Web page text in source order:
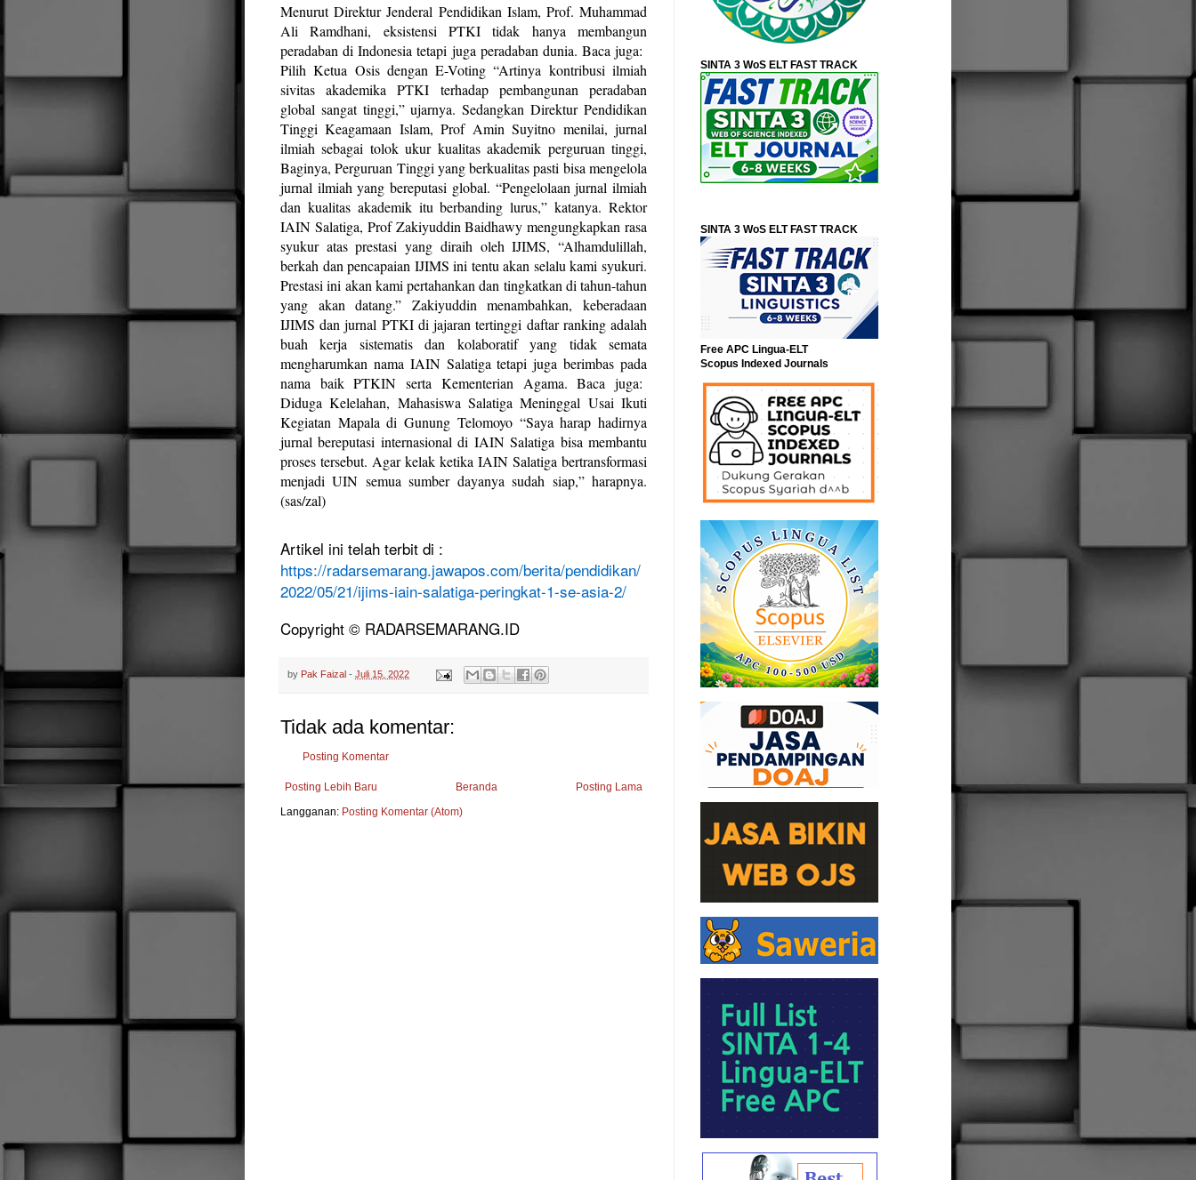
Menurut Direktur Jenderal Pendidikan Islam, Prof. Muhammad
Ali Ramdhani, eksistensi PTKI tidak hanya membangun
peradaban di Indonesia tetapi juga peradaban dunia. Baca juga:
Pilih Ketua Osis dengan E-Voting “Artinya kontribusi ilmiah
sivitas akademika PTKI terhadap pembangunan peradaban
global sangat tinggi,” ujarnya. Sedangkan Direktur Pendidikan
Tinggi Keagamaan Islam, Prof Amin Suyitno menilai, jurnal
ilmiah sebagai tolok ukur kualitas akademik perguruan tinggi,
Baginya, Perguruan Tinggi yang berkualitas pasti bisa mengelola
jurnal ilmiah yang bereputasi global. “Pengelolaan jurnal ilmiah
dan kualitas akademik itu berbanding lurus,” katanya. Rektor
IAIN Salatiga, Prof Zakiyuddin Baidhawy mengungkapkan rasa
syukur atas prestasi yang diraih oleh IJIMS, “Alhamdulillah,
berkah dan pencapaian IJIMS ini tentu akan selalu kami syukuri.
Prestasi ini akan kami pertahankan dan tingkatkan di tahun-tahun
yang akan datang.” Zakiyuddin menambahkan, keberadaan
IJIMS dan jurnal PTKI di jajaran tertinggi daftar ranking adalah
buah kerja sistematis dan kolaboratif yang tidak semata
mengharumkan nama IAIN Salatiga tetapi juga berimbas pada
nama baik PTKIN serta Kementerian Agama. Baca juga:
Diduga Kelelahan, Mahasiswa Salatiga Meninggal Usai Ikuti
Kegiatan Mapala di Gunung Telomoyo “Saya harap hadirnya
jurnal bereputasi internasional di IAIN Salatiga bisa membantu
proses tersebut. Agar kelak ketika IAIN Salatiga bertransformasi
menjadi UIN semua sumber dayanya sudah siap,” harapnya.
(sas/zal)
Artikel ini telah terbit di :
https://radarsemarang.jawapos.com/berita/pendidikan/
2022/05/21/ijims-iain-salatiga-peringkat-1-se-asia-2/
Copyright © RADARSEMARANG.ID
by Pak Faizal - Juli 15, 2022
Tidak ada komentar:
Posting Komentar
Posting Lebih Baru Posting Lama
Beranda
Langganan: Posting Komentar (Atom)
SINTA 3 WoS ELT FAST TRACK
SINTA 3 WoS ELT FAST TRACK
Free APC Lingua-ELT
Scopus Indexed Journals